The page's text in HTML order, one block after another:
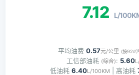
7.12 L/
平均油费 0.57元/公里 (按92#
工信部油耗 (综合): 5.60
低油耗 6.40L/100KM | 高油耗